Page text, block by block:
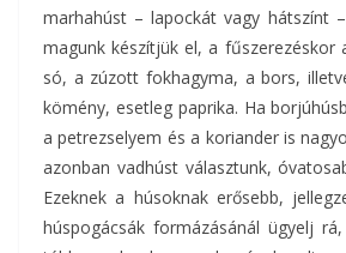
marhahúst – lapockát vagy hátszínt
magunk készítjük el, a fűszerezéskor
só, a zúzott fokhagyma, a bors,
kömény, esetleg paprika. Ha
a petrezselyem és a koriander is
azonban vadhúst választunk,
Ezeknek a húsoknak erősebb,
húspogácsák formázásánál ügyelj